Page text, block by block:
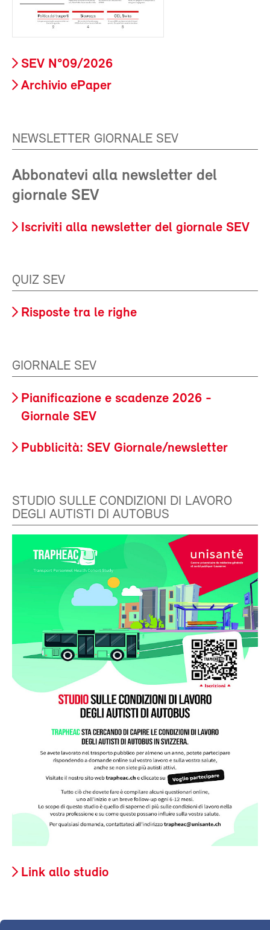
SEV N°09/2026
Archivio ePaper
NEWSLETTER GIORNALE SEV
Abbonatevi alla newsletter del
giornale SEV
Iscriviti alla newsletter del giornale SEV
QUIZ SEV
Risposte tra le righe
GIORNALE SEV
Pianificazione e scadenze 2026 -
Giornale SEV
Pubblicità: SEV Giornale/newsletter
STUDIO SULLE CONDIZIONI DI LAVORO
DEGLI AUTISTI DI AUTOBUS
Link allo studio